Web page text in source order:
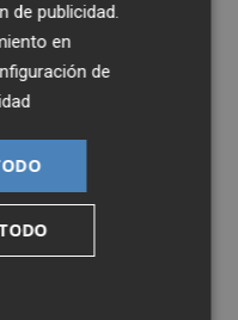
de publicidad.
en
de